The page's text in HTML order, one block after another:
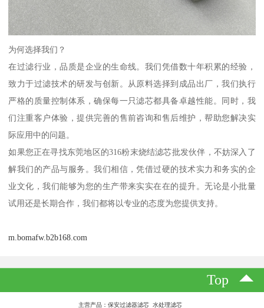
为何选择我们？
在过滤行业，品质是企业的生命线。我们凭借数十年积累的经验，
致力于过滤技术的研发与创新。从原料选择到成品出厂，我们执行
严格的质量控制体系，确保每一只滤芯都具备卓越性能。同时，我
们注重客户体验，提供完善的售前咨询和售后维护，帮助您解决实
际应用中的问题。
如果您正在寻找东莞地区的316粉末烧结滤芯批发伙伴，不妨深入了
解我们的产品与服务。我们相信，凭借过硬的技术实力和务实的企
业文化，我们能够为您的生产带来实实在在的提升。无论是小批量
试用还是长期合作，我们都将以专业的态度为您提供支持。
m.bomafw.b2b168.com
Top
主营产品：保安过滤器滤芯 水处理滤芯